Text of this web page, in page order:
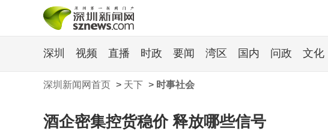
深圳 视频 直播 时政 要闻 湾区 国内 问政 文化
深圳新闻网首页 > 天下 > 时事社会
酒企密集控货稳价 释放哪些信号